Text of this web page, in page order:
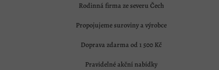
Rodinná firma ze severu Čech
Propojujeme suroviny a výrobce
Doprava zdarma od 1 500 Kč
Pravidelné akční nabídky